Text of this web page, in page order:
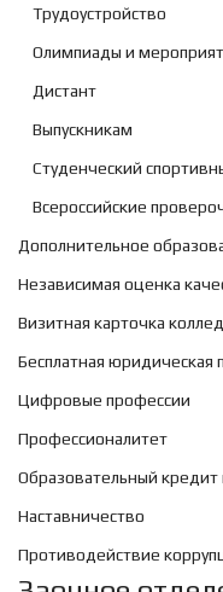
Трудоустройство
Олимпиады и
Дистант
Выпускникам
Студенческий
Всероссийские
Дополнительное
Независимая оценка
Визитная карточка
Бесплатная юридическая
Цифровые профессии
Профессионалитет
Образовательный кредит
Наставничество
Противодействие